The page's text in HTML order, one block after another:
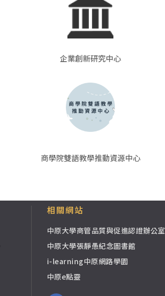
企業創新研究中心
商學院雙語教學推動資源中心
相關網站
中原大學商管品質與促進認證辦公室
中原大學張靜愚紀念圖書館
i-learning中原網路學園
中原e點靈